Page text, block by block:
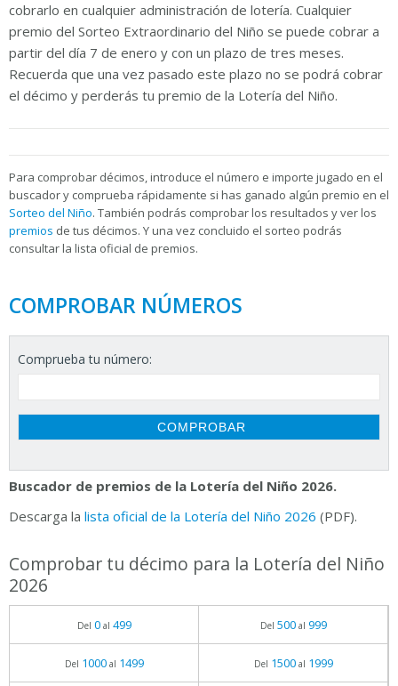
cobrarlo en cualquier administración de lotería. Cualquier
premio del Sorteo Extraordinario del Niño se puede cobrar a
partir del día 7 de enero y con un plazo de tres meses.
Recuerda que una vez pasado este plazo no se podrá cobrar
el décimo y perderás tu premio de la Lotería del Niño.
Para comprobar décimos, introduce el número e importe jugado en el
buscador y comprueba rápidamente si has ganado algún premio en el
Sorteo del Niño. También podrás comprobar los resultados y ver los
premios de tus décimos. Y una vez concluido el sorteo podrás
consultar la lista oficial de premios.
COMPROBAR NÚMEROS
Comprueba tu número:
Buscador de premios de la Lotería del Niño 2026.
Descarga la lista oficial de la Lotería del Niño 2026 (PDF).
Comprobar tu décimo para la Lotería del Niño
2026
Del 0al 499 Del 500al 999
Del 1000al 1499 Del 1500al 1999